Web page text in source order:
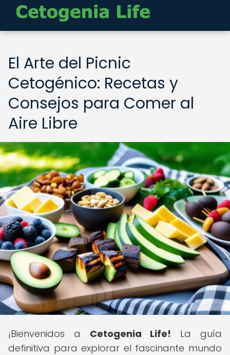
El Arte del Picnic
Cetogénico: Recetas y
Consejos para Comer al
Aire Libre
¡Bienvenidos a Cetogenia Life! La guía
definitiva para explorar el fascinante mundo